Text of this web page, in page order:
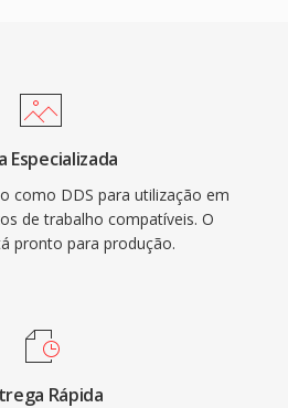
Especializada
como DDS para utilização em
de trabalho compatíveis. O
pronto para produção.
Rápida